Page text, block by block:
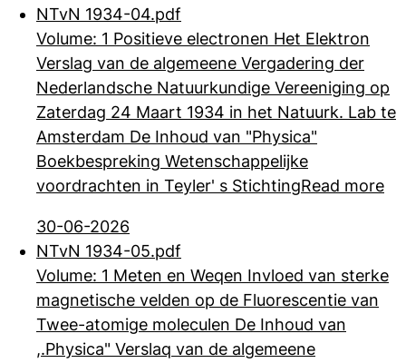
NTvN 1934-04.pdf
Volume: 1 Positieve electronen Het Elektron
Verslag van de algemeene Vergadering der
Nederlandsche Natuurkundige Vereeniging op
Zaterdag 24 Maart 1934 in het Natuurk. Lab te
Amsterdam De Inhoud van "Physica"
Boekbespreking Wetenschappelijke
voordrachten in Teyler' s StichtingRead more
30-06-2026
NTvN 1934-05.pdf
Volume: 1 Meten en Weqen Invloed van sterke
magnetische velden op de Fluorescentie van
Twee-atomige moleculen De Inhoud van
,.Physica" Verslaq van de algemeene